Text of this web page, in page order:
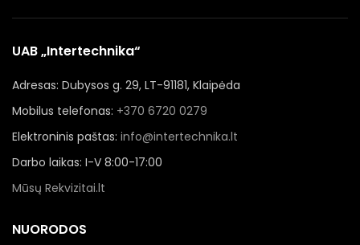
UAB „Intertechnika“
Adresas: Dubysos g. 29, LT-91181, Klaipėda
Mobilus telefonas: +370 6720 0279
Elektroninis paštas: info@intertechnika.lt
Darbo laikas: I-V 8:00-17:00
Mūsų Rekvizitai.lt
NUORODOS